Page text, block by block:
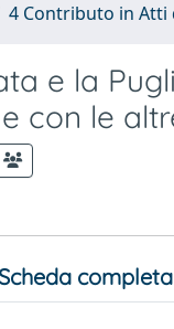
4 Contributo in Atti
e la
con le
completa